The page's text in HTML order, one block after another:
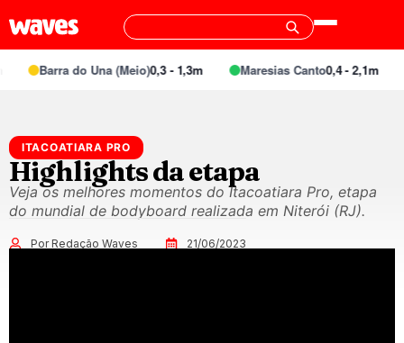
Barra do Una (Meio)0,3 - 1,3m Maresias Canto0,4 - 2,1m
ITACOATIARA PRO
Highlights da etapa
Veja os melhores momentos do Itacoatiara Pro, etapa
do mundial de bodyboard realizada em Niterói (RJ).
Por Redação Waves 21/06/2023